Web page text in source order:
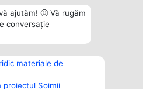
ajutăm! 🙂 Vă rugăm
conversație
materiale de
proiectul Șoimii
Plebiscyt
Lista Tuturor
Contact